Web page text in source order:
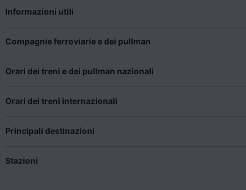
Informazioni utili
Compagnie ferroviarie e dei pullman
Orari dei treni e dei pullman nazionali
Orari dei treni internazionali
Principali destinazioni
Stazioni